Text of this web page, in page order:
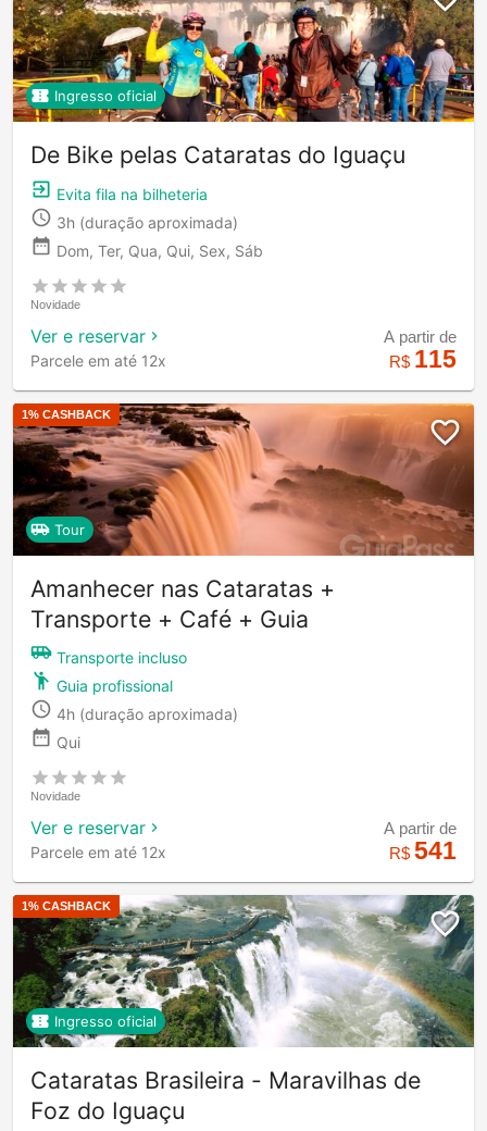
Ingresso oficial
De Bike pelas Cataratas do Iguaçu
Evita fila na bilheteria
3h (duração aproximada)
Dom, Ter, Qua, Qui, Sex, Sáb
Novidade
Ver e reservar
Parcele em até 12x
A partir de
R$ 115
1% CASHBACK
Tour
Amanhecer nas Cataratas +
Transporte + Café + Guia
Transporte incluso
Guia profissional
4h (duração aproximada)
Qui
Novidade
Ver e reservar
Parcele em até 12x
A partir de
R$ 541
1% CASHBACK
Ingresso oficial
Cataratas Brasileira - Maravilhas de
Foz do Iguaçu